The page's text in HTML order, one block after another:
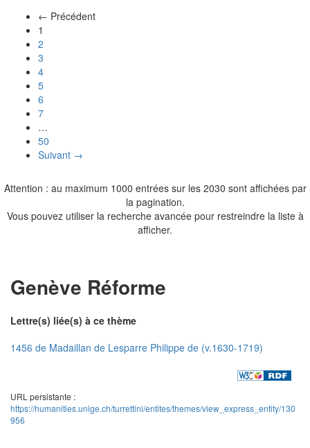
← Précédent
1
2
3
4
5
6
7
…
50
Suivant →
Attention : au maximum 1000 entrées sur les 2030 sont affichées par
la pagination.
Vous pouvez utiliser la recherche avancée pour restreindre la liste à
afficher.
Genève Réforme
Lettre(s) liée(s) à ce thème
1456 de Madaillan de Lesparre Philippe de (v.1630-1719)
URL persistante :
https://humanities.unige.ch/turrettini/entites/themes/view_express_entity/130
956